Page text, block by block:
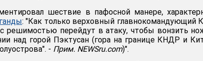
шествие в пафосной манере,
: "Как только верховный главнокомандующий
решимостью перейдут в атаку, чтобы вонзить
над горой Пэктусан (гора на границе КНДР и
- Прим. NEWSru.com)".